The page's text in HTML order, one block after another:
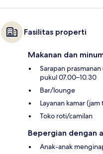
Fasilitas properti
Makanan dan
Sarapan
pukul 07.00–10.30
Bar/lounge
Layanan kamar
Toko roti/camilan
Bepergian dengan
Anak-anak